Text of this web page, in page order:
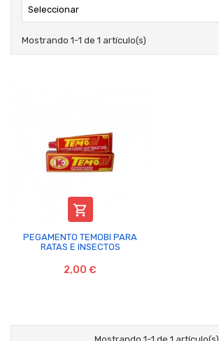
Seleccionar
Mostrando 1-1 de 1 artículo(s)

PEGAMENTO TEMOBI PARA
RATAS E INSECTOS
2,00 €